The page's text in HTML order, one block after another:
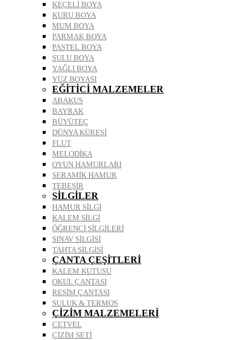
KEÇELİ BOYA
KURU BOYA
MUM BOYA
PARMAK BOYA
PASTEL BOYA
SULU BOYA
YAĞLI BOYA
YÜZ BOYASI
EĞİTİCİ MALZEMELER
ABAKUS
BAYRAK
BÜYÜTEÇ
DÜNYA KÜRESİ
FLUT
MELODİKA
OYUN HAMURLARI
SERAMİK HAMUR
TEBEŞİR
SİLGİLER
HAMUR SİLGİ
KALEM SİLGİ
ÖĞRENCİ SİLGİLERİ
SINAV SİLGİSİ
TAHTA SİLGİSİ
ÇANTA ÇEŞİTLERİ
KALEM KUTUSU
OKUL ÇANTASI
RESİM ÇANTASI
SULUK & TERMOS
ÇİZİM MALZEMELERİ
CETVEL
ÇİZİM SETİ